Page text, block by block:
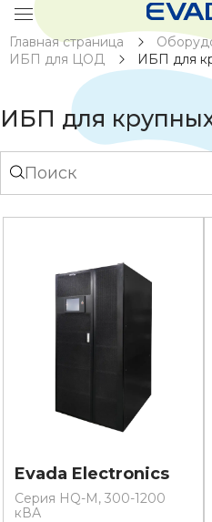
Главная страница
ИБП для ЦОД
ИБП для
ИБП для
Evada Electronics
Серия HQ-M, 300-1200
кВА